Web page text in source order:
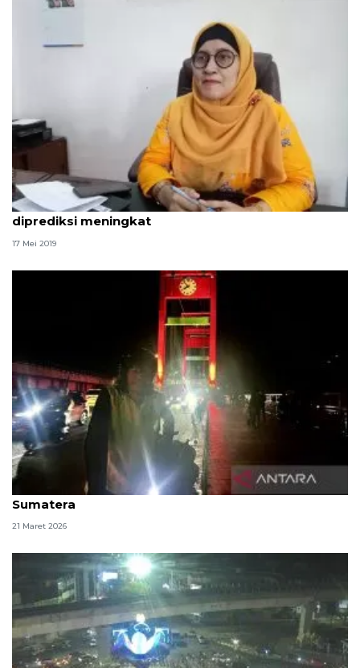
Kiriman paket jelang lebaran di Palembang
diprediksi meningkat
17 Mei 2019
Menjemput rindu di jalur sunyi Lintas Timur
Sumatera
21 Maret 2026